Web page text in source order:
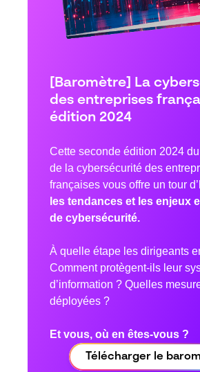
[Baromètre] La
des entreprises
édition 2024
Cette seconde édition 2024
de la cybersécurité des
françaises vous offre un tour
les tendances et les enjeux
de cybersécurité.
À quelle étape les dirigeants
Comment protègent-ils leur
d’information ? Quelles
déployées ?
Et vous, où en êtes-vous ?
Télécharger le